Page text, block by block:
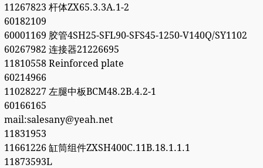
11267823 杆体ZX65.3.3A.1-2
60182109
60001169 胶管4SH25-SFL90-SFS45-1250-V140Q/SY1102
60267982 连接器21226695
11810558 Reinforced plate
60214966
11028227 左腿中板BCM48.2B.4.2-1
60166165
mail:salesany@yeah.net
11831953
11661226 缸筒组件ZXSH400C.11B.18.1.1.1
11873593L